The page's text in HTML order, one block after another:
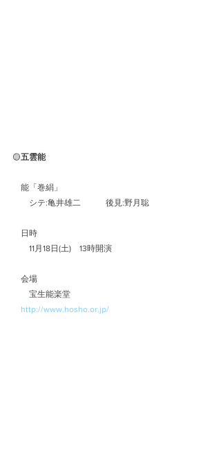
🟡五雲能
能「巻絹」
シテ:亀井雄二　　　後見:野月聡
日時
11月18日(土)　13時開演
会場
宝生能楽堂
http://www.hosho.or.jp/